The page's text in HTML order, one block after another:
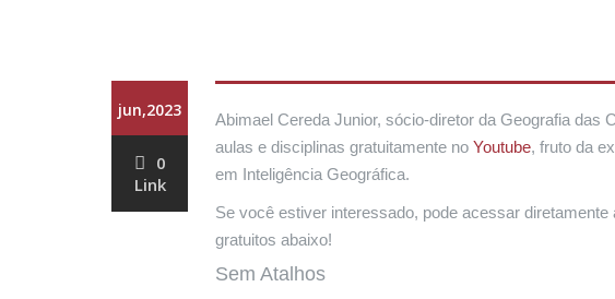
jun,2023
0
Link
Abimael Cereda Junior, sócio-diretor da Geografia das
aulas e disciplinas gratuitamente no Youtube, fruto da
em Inteligência Geográfica.
Se você estiver interessado, pode acessar
gratuitos abaixo!
Sem Atalhos